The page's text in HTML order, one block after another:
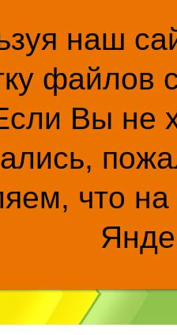
наш
файлов
Вы не
что на